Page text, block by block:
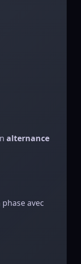
alternance
avec